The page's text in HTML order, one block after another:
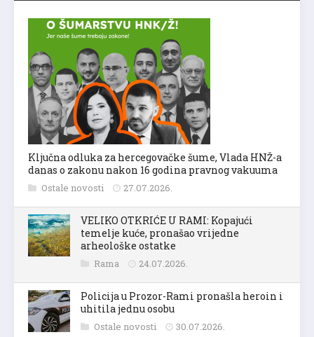
Ključna odluka za hercegovačke šume, Vlada HNŽ-a
danas o zakonu nakon 16 godina pravnog vakuuma
Ostale novosti 27.07.2026.
VELIKO OTKRIĆE U RAMI: Kopajući
temelje kuće, pronašao vrijedne
arheološke ostatke
Rama 24.07.2026.
Policija u Prozor-Rami pronašla heroin i
uhitila jednu osobu
Ostale novosti 30.07.2026.